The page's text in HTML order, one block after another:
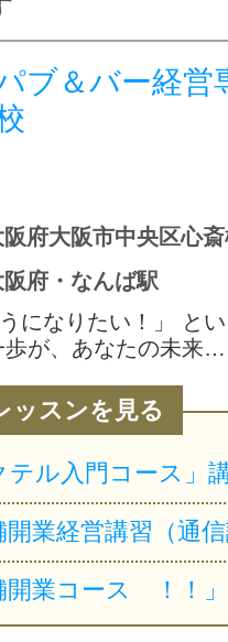
ブ＆バー経営
阪府・なんば駅
になりたい！」 と
歩が、あなたの未来…
ッスンを見る